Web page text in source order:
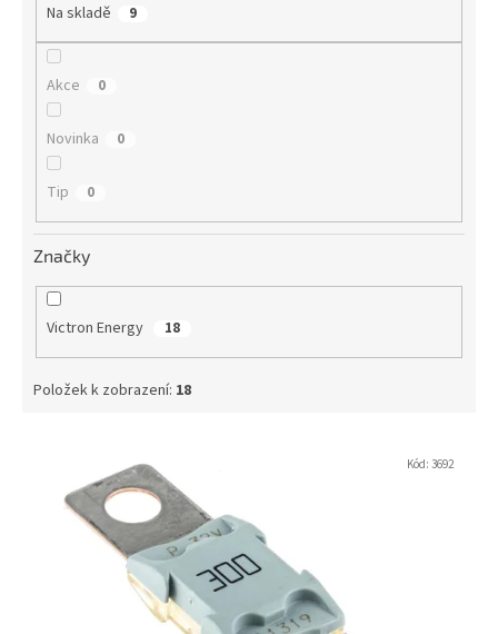
Na skladě 9
Akce 0
Novinka 0
Tip 0
Značky
Victron Energy 18
Položek k zobrazení: 18
Kód: 3692